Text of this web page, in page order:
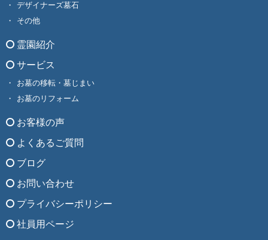
デザイナーズ墓石
その他
霊園紹介
サービス
お墓の移転・墓じまい
お墓のリフォーム
お客様の声
よくあるご質問
ブログ
お問い合わせ
プライバシーポリシー
社員用ページ